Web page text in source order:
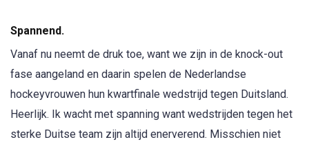
Spannend.
Vanaf nu neemt de druk toe, want we zijn in de knock-out
fase aangeland en daarin spelen de Nederlandse
hockeyvrouwen hun kwartfinale wedstrijd tegen Duitsland.
Heerlijk. Ik wacht met spanning want wedstrijden tegen het
sterke Duitse team zijn altijd enerverend. Misschien niet